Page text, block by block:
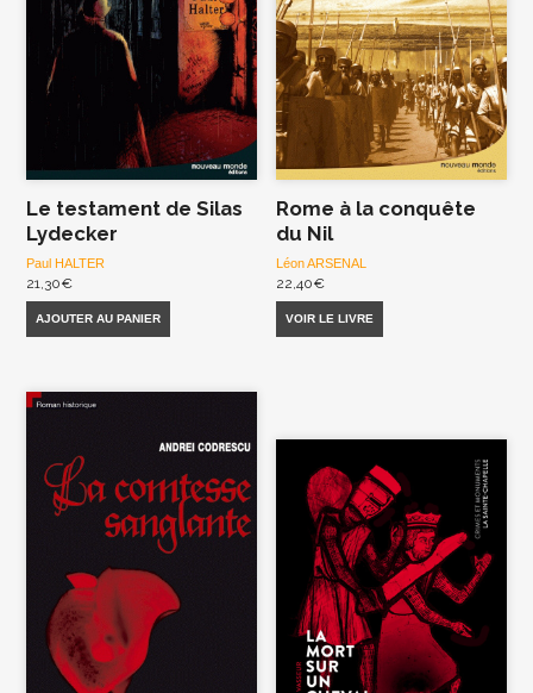
Le testament de Silas
Lydecker
Paul HALTER
21,30€
AJOUTER AU PANIER
Rome à la conquête
du Nil
Léon ARSENAL
22,40€
VOIR LE LIVRE